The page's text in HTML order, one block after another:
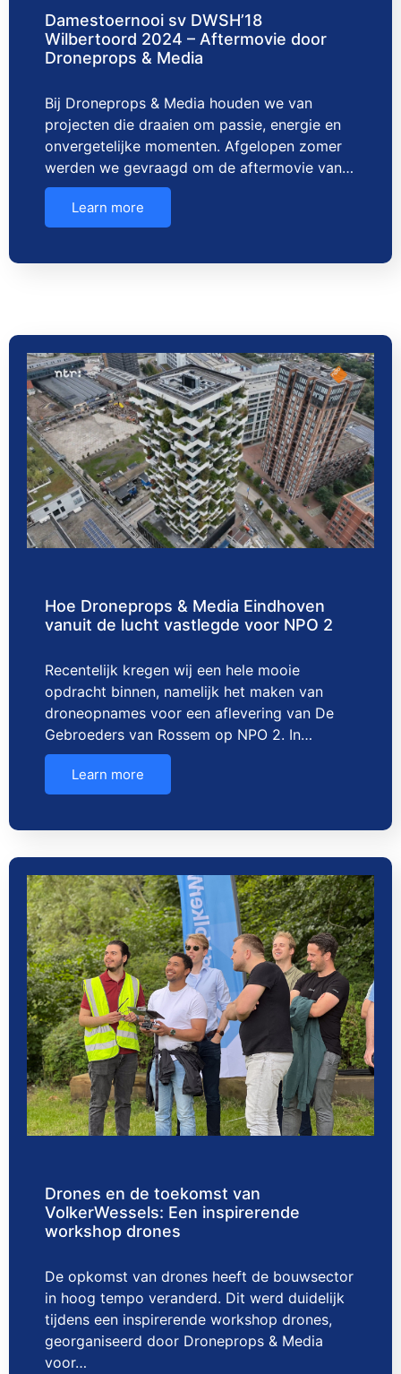
Damestoernooi sv DWSH’18
Wilbertoord 2024 – Aftermovie door
Droneprops & Media
Bij Droneprops & Media houden we van
projecten die draaien om passie, energie en
onvergetelijke momenten. Afgelopen zomer
werden we gevraagd om de aftermovie van…
Learn more
Hoe Droneprops & Media Eindhoven
vanuit de lucht vastlegde voor NPO 2
Recentelijk kregen wij een hele mooie
opdracht binnen, namelijk het maken van
droneopnames voor een aflevering van De
Gebroeders van Rossem op NPO 2. In…
Learn more
Drones en de toekomst van
VolkerWessels: Een inspirerende
workshop drones
De opkomst van drones heeft de bouwsector
in hoog tempo veranderd. Dit werd duidelijk
tijdens een inspirerende workshop drones,
georganiseerd door Droneprops & Media
voor…